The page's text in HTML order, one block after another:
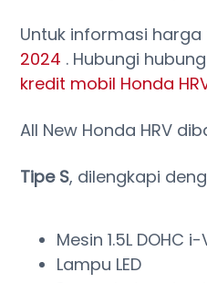
Untuk informasi
2024 . Hubungi
kredit mobil Honda
All New Honda HRV
Tipe S, dilengkapi
Mesin 1.5L DOHC i-
Lampu LED